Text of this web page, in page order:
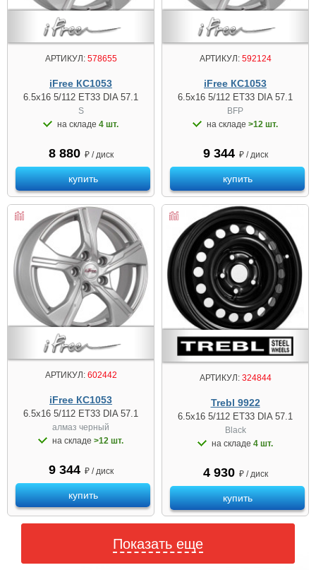
АРТИКУЛ:578655
iFree КС1053
6.5x16 5/112 ET33 DIA 57.1
S
на складе 4 шт.
8 880 ₽ / диск
купить
АРТИКУЛ:592124
iFree КС1053
6.5x16 5/112 ET33 DIA 57.1
BFP
на складе >12 шт.
9 344 ₽ / диск
купить
АРТИКУЛ:602442
iFree КС1053
6.5x16 5/112 ET33 DIA 57.1
алмаз черный
на складе >12 шт.
9 344 ₽ / диск
купить
АРТИКУЛ:324844
Trebl 9922
6.5x16 5/112 ET33 DIA 57.1
Black
на складе 4 шт.
4 930 ₽ / диск
купить
Показать еще